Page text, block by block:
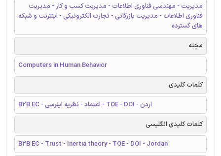
مدیریت - مهندسی فناوری اطلاعات - مدیریت کسب و کار - مدیریت
فناوری اطلاعات - مدیریت بازرگانی - تجارت الکترونیکی - اینترنت و شبکه
های گسترده
مجله
Computers in Human Behavior
کلمات کلیدی
B2B EC - اعتماد - نظریه اینرسی - TOE - DOI - اردن
کلمات کلیدی انگلیسی
B2B EC - Trust - Inertia theory - TOE - DOI - Jordan